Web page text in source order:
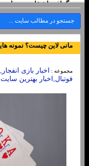
بیوگرافی اشخاص
سایت
مانی لاین چیست؟ نمونه
مجموعه :
اخبار بازی
فوتبال,اخبار بهترین سایت